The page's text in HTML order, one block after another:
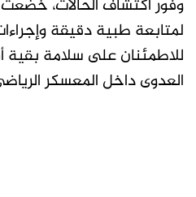
وفور اكتشاف الحالات،
لمتابعة طبية دقيقة
للاطمئنان على سلامة بقية
العدوى داخل المعسكر